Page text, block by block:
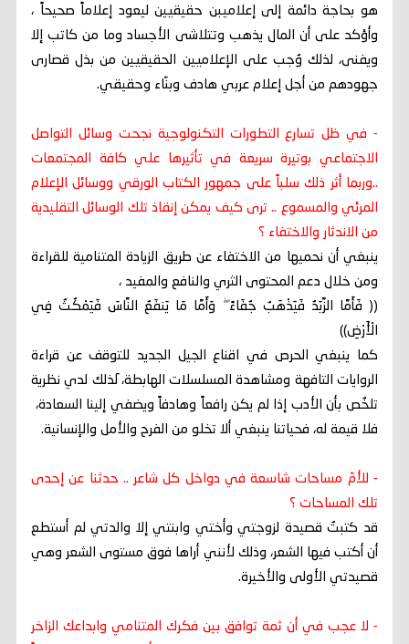
هو بحاجة دائمة إلى إعلاميبن حقيقيين ليعود إعلاماً صحيحاً ،
وأؤكد على أن المال يذهب وتتلاشى الأجساد وما من كاتب إلا
ويفنى، لذلك وُجب على الإعلاميين الحقيقيين من بذل قصارى
جهودهم من أجل إعلام عربي هادف وبنّاء وحقيقي.
- في ظل تسارع التطورات التكنولوجية نجحت وسائل التواصل
الاجتماعي بوتيرة سريعة في تأثيرها علي كافة المجتمعات
..وربما أثر ذلك سلباً على جمهور الكتاب الورقي ووسائل الإعلام
المرئي والمسموع .. ترى كيف يمكن إنقاذ تلك الوسائل التقليدية
من الاندثار والاختفاء ؟
ينبغي أن نحميها من الاختفاء عن طريق الزيادة المتنامية للقراءة
ومن خلال دعم المحتوى الثري والنافع والمفيد ،
(( فَأَمَّا الزَّبَدُ فَيَذْهَبُ جُفَاءً ۖ وَأَمَّا مَا يَنفَعُ النَّاسَ فَيَمْكُثُ فِي
الْأَرْضِ))
كما ينبغي الحرص في اقناع الجيل الجديد للتوقف عن قراءة
الروايات التافهة ومشاهدة المسلسلات الهابطة، َلذلك لدي نظرية
تلخٌص بأن الأدب إذا لم يكن رافعاً وهادفاً ويضفي إلينا السعادة،
فلا قيمة له، فحياتنا ينبغي ألا تخلو من الفرح والأمل والإنسانية.
- للأمّ مساحات شاسعة في دواخل كل شاعر .. حدثنا عن إحدى
تلك المساحات ؟
قد كتبتُ قصيدة لزوجتي وأختي وابنتي إلا والدتي لم أستطع
أن أكتب فيها الشعر، وذلك لأنني أراها فوق مستوى الشعر وهي
قصيدتي الأولى والأخيرة.
- لا عجب في أن ثمة توافق بين فكرك المتنامي وابداعك الزاخر